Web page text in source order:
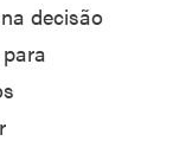
decisão